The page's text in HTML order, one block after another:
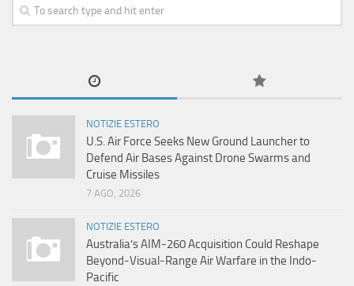
NOTIZIE ESTERO
U.S. Air Force Seeks New Ground Launcher to
Defend Air Bases Against Drone Swarms and
Cruise Missiles
7 AGO, 2026
NOTIZIE ESTERO
Australia’s AIM-260 Acquisition Could Reshape
Beyond-Visual-Range Air Warfare in the Indo-
Pacific